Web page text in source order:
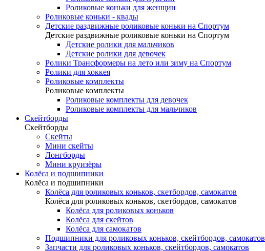
Роликовые коньки для женщин
Роликовые коньки - квады
Детские раздвижные роликовые коньки на Спортум
Детские раздвижные роликовые коньки на Спортум
Детские ролики для мальчиков
Детские ролики для девочек
Ролики Трансформеры на лето или зиму на Спортум
Ролики для хоккея
Роликовые комплекты
Роликовые комплекты
Роликовые комплекты для девочек
Роликовые комплекты для мальчиков
Скейтборды
Скейтборды
Скейты
Мини скейты
Лонгборды
Мини круизёры
Колёса и подшипники
Колёса и подшипники
Колёса для роликовых коньков, скетбордов, самокатов
Колёса для роликовых коньков, скетбордов, самокатов
Колёса для роликовых коньков
Колёса для скейтов
Колёса для самокатов
Подшипники для роликовых коньков, скейтбордов, самокатов
Запчасти для роликовых коньков, скейтбордов, самокатов